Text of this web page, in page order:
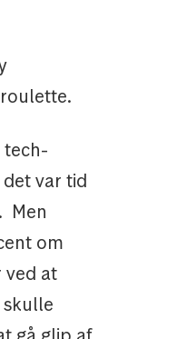
var tid
Men
om
ved at
skulle